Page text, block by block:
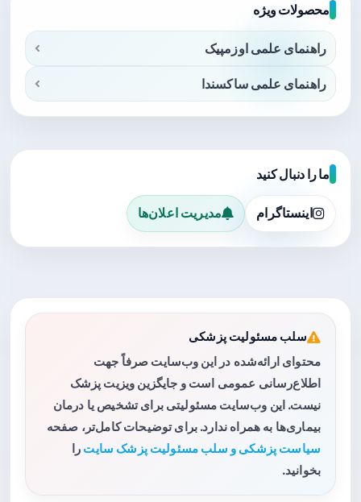
محصولات ویژه
راهنمای علمی اوزمپیک
راهنمای علمی ساکسندا
ما را دنبال کنید
اینستاگرام مدیریت اعلان‌ها
سلب مسئولیت پزشکی
محتوای ارائه‌شده در این وب‌سایت صرفاً جهت
اطلاع‌رسانی عمومی است و جایگزین ویزیت پزشک
نیست. این وب‌سایت مسئولیتی برای تشخیص یا درمان
بیماری‌ها به همراه ندارد. برای توضیحات کامل‌تر، صفحه
سیاست پزشکی و سلب مسئولیت پزشک سایت را
بخوانید.